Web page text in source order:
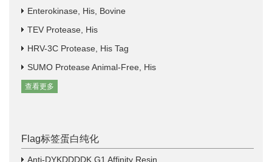
Enterokinase, His, Bovine
TEV Protease, His
HRV-3C Protease, His Tag
SUMO Protease Animal-Free, His
查看更多
Flag标签蛋白纯化
Anti-DYKDDDDK G1 Affinity Resin